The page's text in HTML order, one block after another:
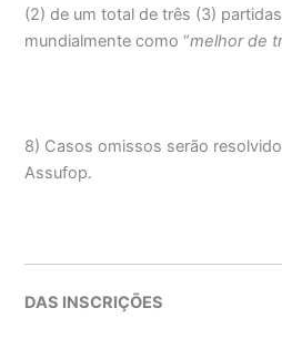
(2) de um total de três (3)
mundialmente como “melhor de
8) Casos omissos serão
Assufop.
DAS INSCRIÇÕES